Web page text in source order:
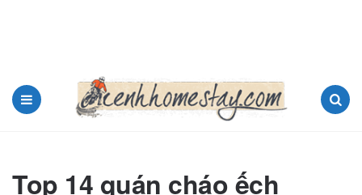
Top 14 quán cháo ếch